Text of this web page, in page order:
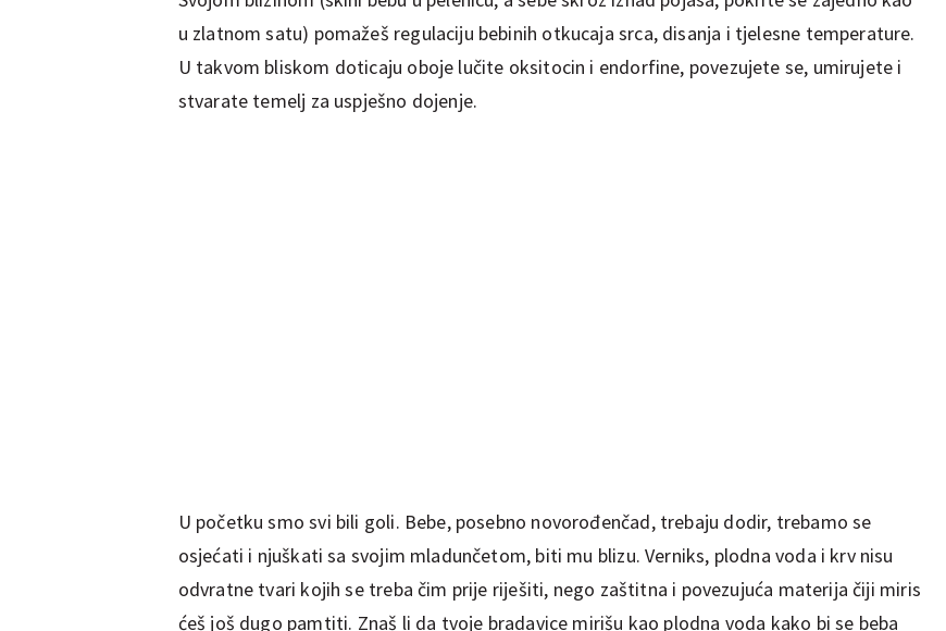
u zlatnom satu) pomažeš regulaciju bebinih otkucaja srca, disanja i tjelesne temperature.
U takvom bliskom doticaju oboje lučite oksitocin i endorfine, povezujete se, umirujete i
stvarate temelj za uspješno dojenje.
U početku smo svi bili goli. Bebe, posebno novorođenčad, trebaju dodir, trebamo se
osjećati i njuškati sa svojim mladunčetom, biti mu blizu. Verniks, plodna voda i krv nisu
odvratne tvari kojih se treba čim prije riješiti, nego zaštitna i povezujuća materija čiji miris
ćeš još dugo pamtiti. Znaš li da tvoje bradavice mirišu kao plodna voda kako bi se beba